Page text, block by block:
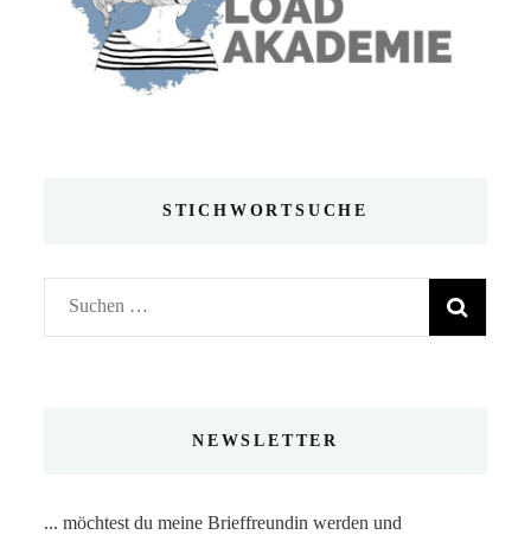
STICHWORTSUCHE
Suchen
nach:
NEWSLETTER
... möchtest du meine Brieffreundin werden und